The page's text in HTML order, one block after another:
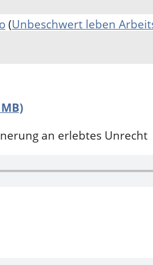
(Unbeschwert leben
an erlebtes Unrecht